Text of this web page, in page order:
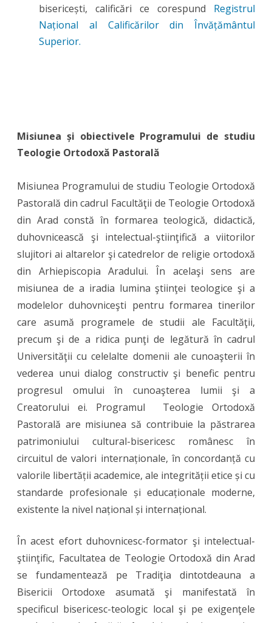
bisericești, calificări ce corespund Registrul
Național al Calificărilor din Învățământul
Superior.
Misiunea și obiectivele Programului de studiu
Teologie Ortodoxă Pastorală
Misiunea Programului de studiu Teologie Ortodoxă
Pastorală din cadrul Facultăţii de Teologie Ortodoxă
din Arad constă în formarea teologică, didactică,
duhovnicească şi intelectual-ştiinţifică a viitorilor
slujitori ai altarelor şi catedrelor de religie ortodoxă
din Arhiepiscopia Aradului. În acelaşi sens are
misiunea de a iradia lumina ştiinţei teologice şi a
modelelor duhovniceşti pentru formarea tinerilor
care asumă programele de studii ale Facultăţii,
precum şi de a ridica punţi de legătură în cadrul
Universităţii cu celelalte domenii ale cunoaşterii în
vederea unui dialog constructiv şi benefic pentru
progresul omului în cunoaşterea lumii şi a
Creatorului ei. Programul Teologie Ortodoxă
Pastorală are misiunea să contribuie la păstrarea
patrimoniului cultural-bisericesc românesc în
circuitul de valori internaționale, în concordanță cu
valorile libertății academice, ale integrității etice și cu
standarde profesionale și educaționale moderne,
existente la nivel național și internațional.
În acest efort duhovnicesc-formator şi intelectual-
ştiinţific, Facultatea de Teologie Ortodoxă din Arad
se fundamentează pe Tradiţia dintotdeauna a
Bisericii Ortodoxe asumată şi manifestată în
specificul bisericesc-teologic local şi pe exigenţele